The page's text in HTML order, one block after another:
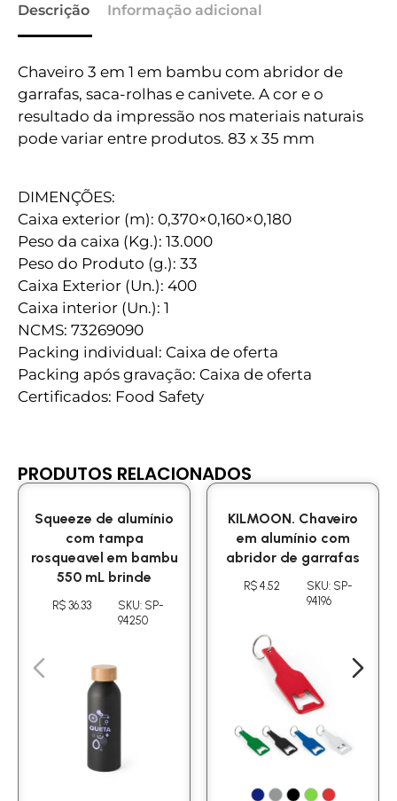
Descrição Informação adicional
Chaveiro 3 em 1 em bambu com abridor de
garrafas, saca-rolhas e canivete. A cor e o
resultado da impressão nos materiais naturais
pode variar entre produtos. 83 x 35 mm
DIMENÇÕES:
Caixa exterior (m): 0,370×0,160×0,180
Peso da caixa (Kg.): 13.000
Peso do Produto (g.): 33
Caixa Exterior (Un.): 400
Caixa interior (Un.): 1
NCMS: 73269090
Packing individual: Caixa de oferta
Packing após gravação: Caixa de oferta
Certificados: Food Safety
PRODUTOS RELACIONADOS
Squeeze de alumínio
com tampa
rosqueavel em bambu
550 mL brinde
R$ 36.33
SKU: SP-
94250
KILMOON. Chaveiro
em alumínio com
abridor de garrafas
R$ 4.52
SKU: SP-
94196